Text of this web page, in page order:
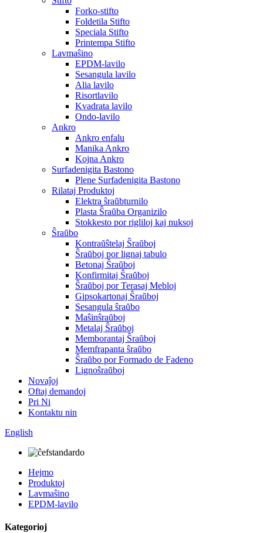
Forko-stifto
Foldetila Stifto
Speciala Stifto
Printempa Stifto
Lavmaŝino
EPDM-lavilo
Sesangula lavilo
Alia lavilo
Risortlavilo
Kvadrata lavilo
Ondo-lavilo
Ankro
Ankro enfalu
Manika Ankro
Kojna Ankro
Surfadenigita Bastono
Plene Surfadenigita Bastono
Rilataj Produktoj
Elektra ŝraŭbturnilo
Plasta Ŝraŭba Organizilo
Stokkesto por rigliloj kaj nuksoj
Ŝraŭbo
Kontraŭŝtelaj Ŝraŭboj
Ŝraŭboj por lignaj tabulo
Betonaj Ŝraŭboj
Konfirmitaj Ŝraŭboj
Ŝraŭboj por Terasaj Mebloj
Gipsokartonaj Ŝraŭboj
Sesangula ŝraŭbo
Maŝinŝraŭboj
Metalaj Ŝraŭboj
Memborantaj Ŝraŭboj
Memfrapanta ŝraŭbo
Ŝraŭbo por Formado de Fadeno
Lignoŝraŭboj
Novaĵoj
Oftaj demandoj
Pri Ni
Kontaktu nin
English
Hejmo
Produktoj
Lavmaŝino
EPDM-lavilo
Kategorioj